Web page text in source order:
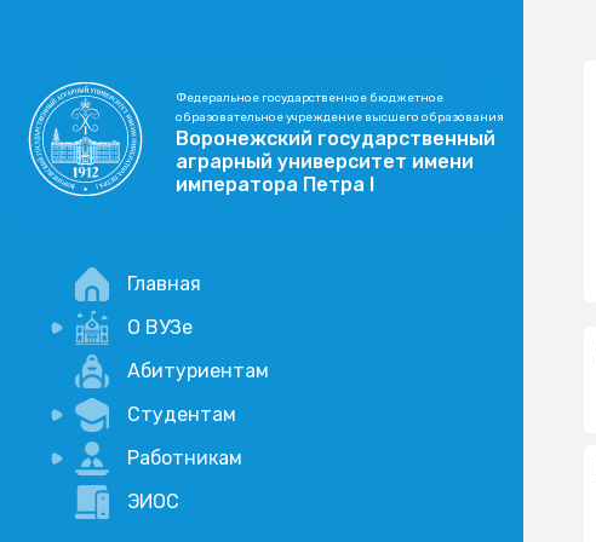
Федеральное государственное бюджетное
образовательное учреждение высшего образования
Воронежский государственный
аграрный университет имени
императора Петра I
Главная
О ВУЗе
Новости
Учебный процесс
Научная деятельность
Абитуриентам
Студентам
Портал дистанционого обучения
Академические отпуска
Работникам
Внимание, опрос!
ЭИОС